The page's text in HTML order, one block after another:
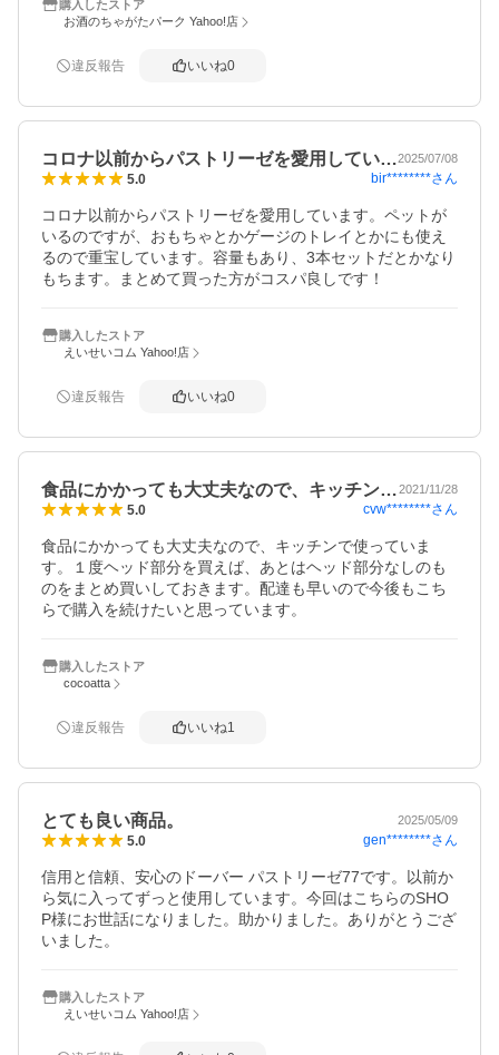
購入したストア
お酒のちゃがたパーク Yahoo!店
違反報告 いいね0
コロナ以前からパストリーゼを愛用してい…2025/07/08
5.0 bir********さん
コロナ以前からパストリーゼを愛用しています。ペットが
いるのですが、おもちゃとかゲージのトレイとかにも使え
るので重宝しています。容量もあり、3本セットだとかなり
もちます。まとめて買った方がコスパ良しです！
購入したストア
えいせいコム Yahoo!店
違反報告 いいね0
食品にかかっても大丈夫なので、キッチン…2021/11/28
5.0 cvw********さん
食品にかかっても大丈夫なので、キッチンで使っていま
す。１度ヘッド部分を買えば、あとはヘッド部分なしのも
のをまとめ買いしておきます。配達も早いので今後もこち
らで購入を続けたいと思っています。
購入したストア
cocoatta
違反報告 いいね1
とても良い商品。 2025/05/09
5.0 gen********さん
信用と信頼、安心のドーバー パストリーゼ77です。以前か
ら気に入ってずっと使用しています。今回はこちらのSHO
P様にお世話になりました。助かりました。ありがとうござ
いました。
購入したストア
えいせいコム Yahoo!店